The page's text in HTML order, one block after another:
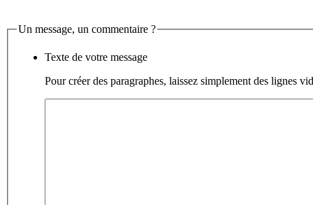
Un message, un commentaire ?
Texte de votre message
Pour créer des paragraphes, laissez simplement des lignes